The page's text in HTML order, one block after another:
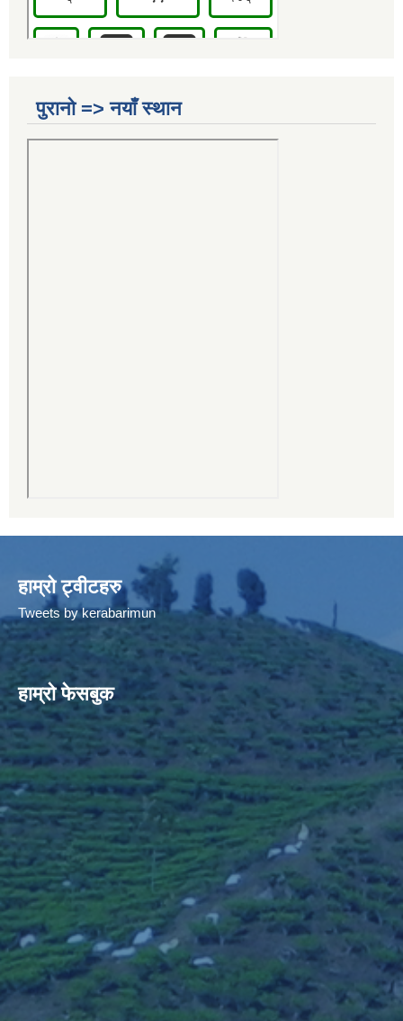
पुरानो => नयाँ स्थान
हाम्रो ट्वीटहरु
Tweets by kerabarimun
हाम्रो फेसबुक